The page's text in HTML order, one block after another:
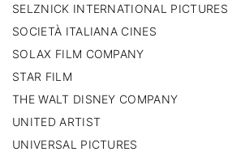
SELZNICK INTERNATIONAL PICTURES
SOCIETÀ ITALIANA CINES
SOLAX FILM COMPANY
STAR FILM
THE WALT DISNEY COMPANY
UNITED ARTIST
UNIVERSAL PICTURES